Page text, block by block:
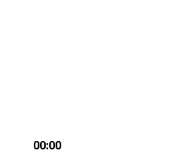
00:00